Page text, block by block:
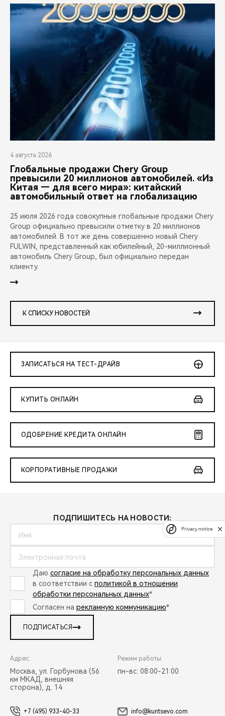
4 августа 2026
Глобальные продажи Chery Group
превысили 20 миллионов автомобилей. «Из
Китая — для всего мира»: китайский
автомобильный ответ на глобализацию
25 июля 2026 года совокупные глобальные продажи Chery
Group официально превысили отметку в 20 миллионов
автомобилей. В тот же день совершенно новый Chery
FULWIN, представленный как юбилейный, 20-миллионный
автомобиль Chery Group, был официально передан
клиенту.
К СПИСКУ НОВОСТЕЙ
ЗАПИСАТЬСЯ НА ТЕСТ-ДРАЙВ
КУПИТЬ ОНЛАЙН
ОДОБРЕНИЕ КРЕДИТА ОНЛАЙН
КОРПОРАТИВНЫЕ ПРОДАЖИ
ПОДПИШИТЕСЬ НА НОВОСТИ:
Даю согласие на обработку персональных данных
в соответствии с политикой в отношении
обработки персональных данных*
Согласен на рекламную коммуникацию*
ПОДПИСАТЬСЯ
Адрес:
Москва, ул. Горбунова (56
км МКАД, внешняя
сторона), д. 14
Режим работы:
пн-вс: 08:00-21:00
+7 (495) 933-40-33 info@kuntsevo.com
Privacy notice